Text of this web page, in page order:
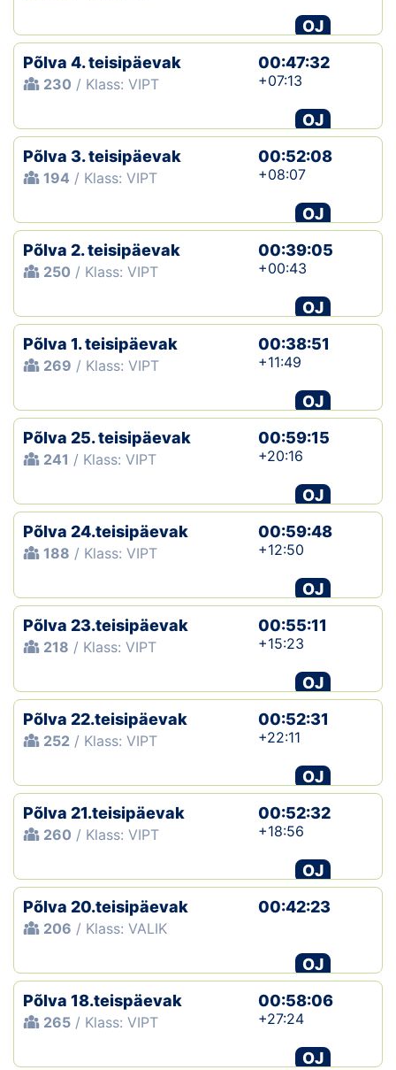
OJ
Põlva 4. teisipäevak
230 / Klass: VIPT
00:47:32
+07:13
OJ
Põlva 3. teisipäevak
194 / Klass: VIPT
00:52:08
+08:07
OJ
Põlva 2. teisipäevak
250 / Klass: VIPT
00:39:05
+00:43
OJ
Põlva 1. teisipäevak
269 / Klass: VIPT
00:38:51
+11:49
OJ
Põlva 25. teisipäevak
241 / Klass: VIPT
00:59:15
+20:16
OJ
Põlva 24.teisipäevak
188 / Klass: VIPT
00:59:48
+12:50
OJ
Põlva 23.teisipäevak
218 / Klass: VIPT
00:55:11
+15:23
OJ
Põlva 22.teisipäevak
252 / Klass: VIPT
00:52:31
+22:11
OJ
Põlva 21.teisipäevak
260 / Klass: VIPT
00:52:32
+18:56
OJ
Põlva 20.teisipäevak
206 / Klass: VALIK
00:42:23
OJ
Põlva 18.teispäevak
265 / Klass: VIPT
00:58:06
+27:24
OJ